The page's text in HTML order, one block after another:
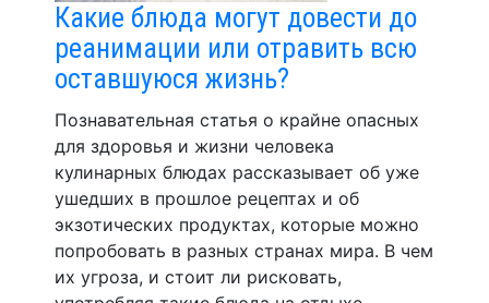
Какие блюда могут довести до
реанимации или отравить всю
оставшуюся жизнь?
Познавательная статья о крайне опасных
для здоровья и жизни человека
кулинарных блюдах рассказывает об уже
ушедших в прошлое рецептах и об
экзотических продуктах, которые можно
попробовать в разных странах мира. В чем
их угроза, и стоит ли рисковать,